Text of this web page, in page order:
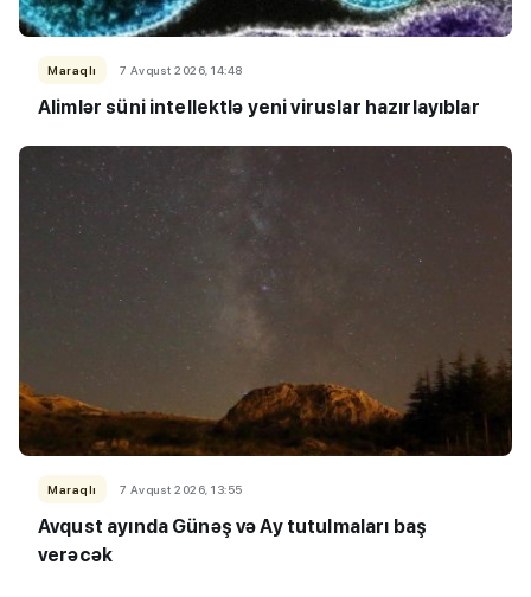
Maraqlı 7 Avqust 2026, 14:48
Alimlər süni intellektlə yeni viruslar hazırlayıblar
Maraqlı 7 Avqust 2026, 13:55
Avqust ayında Günəş və Ay tutulmaları baş
verəcək